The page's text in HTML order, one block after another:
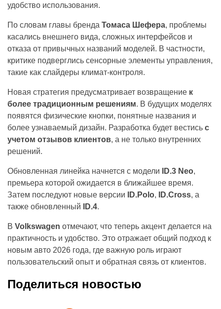
удобство использования.
По словам главы бренда Томаса Шефера, проблемы
касались внешнего вида, сложных интерфейсов и
отказа от привычных названий моделей. В частности,
критике подверглись сенсорные элементы управления,
такие как слайдеры климат-контроля.
Новая стратегия предусматривает возвращение к
более традиционным решениям. В будущих моделях
появятся физические кнопки, понятные названия и
более узнаваемый дизайн. Разработка будет вестись с
учетом отзывов клиентов, а не только внутренних
решений.
Обновленная линейка начнется с модели ID.3 Neo,
премьера которой ожидается в ближайшее время.
Затем последуют новые версии
ID.Polo, ID.Cross, а
также обновленный ID.4.
В Volkswagen отмечают, что теперь акцент делается на
практичность и удобство. Это отражает общий подход к
новым авто 2026 года, где важную роль играют
пользовательский опыт и обратная связь от клиентов.
Поделиться новостью